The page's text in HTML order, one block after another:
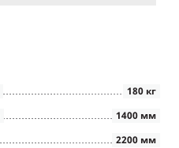
180 кг
1400 мм
2200 мм